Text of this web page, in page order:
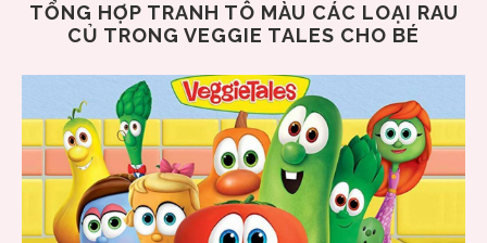
TỔNG HỢP TRANH TÔ MÀU CÁC LOẠI RAU
CỦ TRONG VEGGIE TALES CHO BÉ